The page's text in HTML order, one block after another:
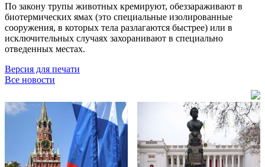
По закону трупы животных кремируют, обеззараживают в
биотермических ямах (это специальные изолированные
сооружения, в которых тела разлагаются быстрее) или в
исключительных случаях захоранивают в специально
отведенных местах.
Версия для печати
Все новости